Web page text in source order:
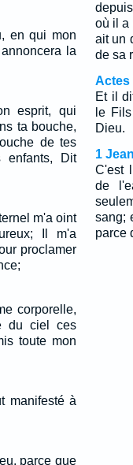
en qui mon
la
esprit, qui
ta bouche,
de tes
enfants, Dit
m'a oint
Il m'a
proclamer
corporelle,
du ciel ces
toute mon
manifesté à
parce que
où il a
ait un
de sa
Actes
Et il
le
Dieu.
1
C'est
de
sang;
parce